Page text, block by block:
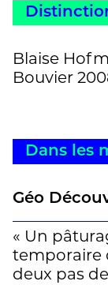
Blaise
Bouvier
Dans les
Géo
« Un
temporaire
deux pas